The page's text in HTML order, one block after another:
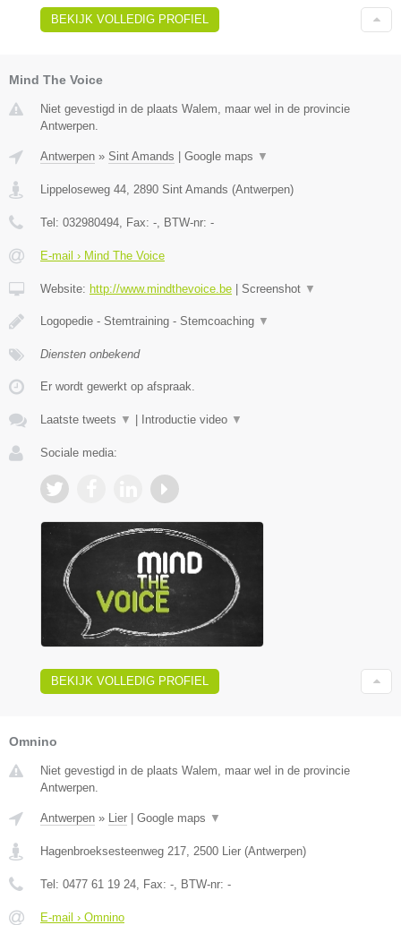
BEKIJK VOLLEDIG PROFIEL
Mind The Voice
Niet gevestigd in de plaats Walem, maar wel in de provincie
Antwerpen.
Antwerpen » Sint Amands Google maps ▼
Lippeloseweg 44 2890 Sint Amands (Antwerpen)
Tel: 032980494 , Fax: - , BTW-nr: -
E-mail › Mind The Voice
Website: http://www.mindthevoice.be Screenshot ▼
Logopedie - Stemtraining - Stemcoaching ▼
Diensten onbekend
Er wordt gewerkt op afspraak.
Laatste tweets ▼ Introductie video ▼
Sociale media:
BEKIJK VOLLEDIG PROFIEL
Omnino
Niet gevestigd in de plaats Walem, maar wel in de provincie
Antwerpen.
Antwerpen » Lier | Google maps ▼
Hagenbroeksesteenweg 217 2500 Lier (Antwerpen)
Tel: 0477 61 19 24 , Fax: - , BTW-nr: -
E-mail › Omnino